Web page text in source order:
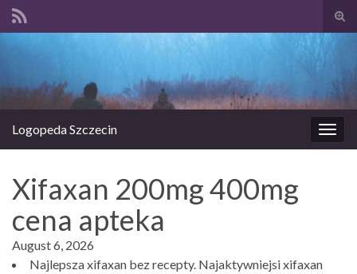
Logopeda Szczecin
Xifaxan 200mg 400mg
cena apteka
August 6, 2026
Najlepsza xifaxan bez recepty. Najaktywniejsi xifaxan